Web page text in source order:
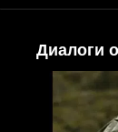
Диалоги